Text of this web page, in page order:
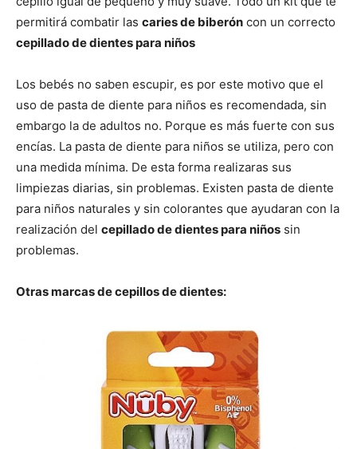
permitirá combatir las caries de biberón con un correcto
cepillado de dientes para niños
Los bebés no saben escupir, es por este motivo que el
uso de pasta de diente para niños es recomendada, sin
embargo la de adultos no. Porque es más fuerte con sus
encías. La pasta de diente para niños se utiliza, pero con
una medida mínima. De esta forma realizaras sus
limpiezas diarias, sin problemas. Existen pasta de diente
para niños naturales y sin colorantes que ayudaran con la
realización del cepillado de dientes para niños sin
problemas.
Otras marcas de cepillos de dientes: